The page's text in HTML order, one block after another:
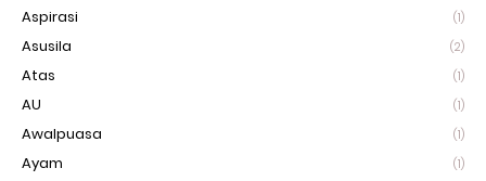
Aspirasi (1)
Asusila (2)
Atas (1)
AU (1)
Awalpuasa (1)
Ayam (1)